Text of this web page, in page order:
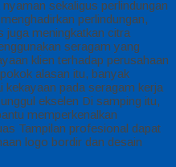
sekaligus perlindungan
perlindungan,
juga meningkatkan citra
seragam yang
klien terhadap perusahaan
alasan itu, banyak
pada seragam kerja
ekselen Di samping itu,
memperkenalkan
Tampilan profesional dapat
logo bordir dan desain